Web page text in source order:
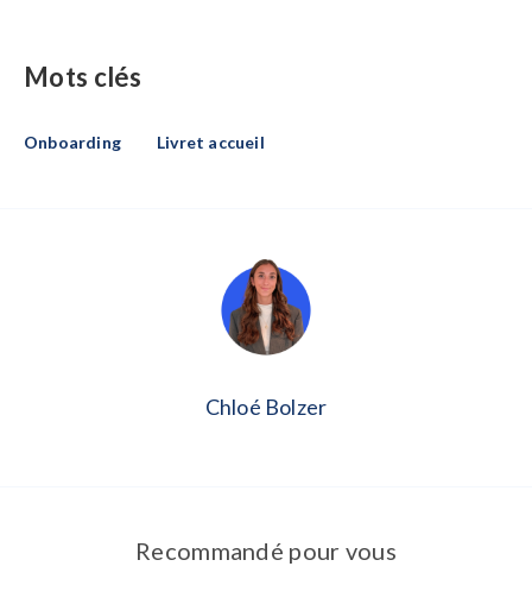
Mots clés
Onboarding Livret accueil
Chloé Bolzer
Recommandé pour vous